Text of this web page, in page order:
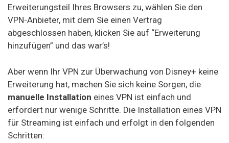
Erweiterungsteil Ihres Browsers zu, wählen Sie den
VPN-Anbieter, mit dem Sie einen Vertrag
abgeschlossen haben, klicken Sie auf “Erweiterung
hinzufügen” und das war’s!
Aber wenn Ihr VPN zur Überwachung von Disney+ keine
Erweiterung hat, machen Sie sich keine Sorgen, die
manuelle Installation eines VPN ist einfach und
erfordert nur wenige Schritte. Die Installation eines VPN
für Streaming ist einfach und erfolgt in den folgenden
Schritten: